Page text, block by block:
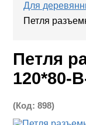
Для
Петля
Петля
120*80-
(Код:898)